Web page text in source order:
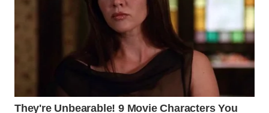
SUMEDANG
WN